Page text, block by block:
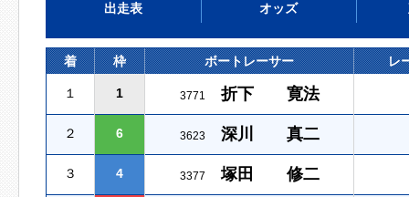
出走表 オッズ
着 枠 ボートレーサー レ
１ 1 3771 折下 寛法
２ 6 3623 深川 真二
３ 4 3377 塚田 修二